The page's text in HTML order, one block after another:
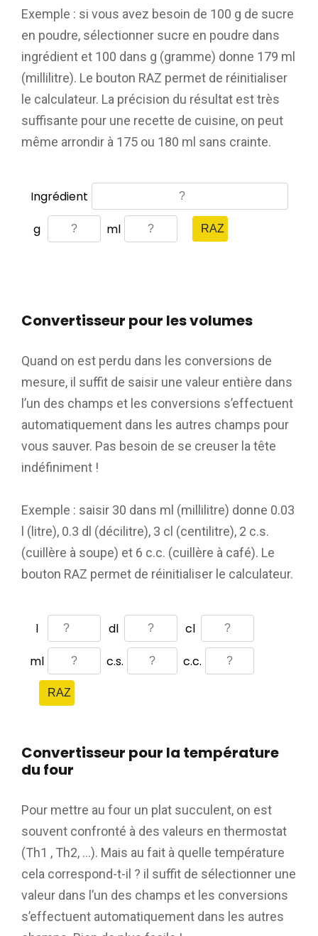
Exemple : si vous avez besoin de 100 g de sucre
en poudre, sélectionner sucre en poudre dans
ingrédient et 100 dans g (gramme) donne 179 ml
(millilitre). Le bouton RAZ permet de réinitialiser
le calculateur. La précision du résultat est très
suffisante pour une recette de cuisine, on peut
même arrondir à 175 ou 180 ml sans crainte.
Convertisseur pour les volumes
Quand on est perdu dans les conversions de
mesure, il suffit de saisir une valeur entière dans
l’un des champs et les conversions s’effectuent
automatiquement dans les autres champs pour
vous sauver. Pas besoin de se creuser la tête
indéfiniment !
Exemple : saisir 30 dans ml (millilitre) donne 0.03
l (litre), 0.3 dl (décilitre), 3 cl (centilitre), 2 c.s.
(cuillère à soupe) et 6 c.c. (cuillère à café). Le
bouton RAZ permet de réinitialiser le calculateur.
Convertisseur pour la température
du four
Pour mettre au four un plat succulent, on est
souvent confronté à des valeurs en thermostat
(Th1 , Th2, …). Mais au fait à quelle température
cela correspond-t-il ? il suffit de sélectionner une
valeur dans l’un des champs et les conversions
s’effectuent automatiquement dans les autres